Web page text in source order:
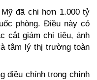
đã chi hơn 1.000 tỷ
phòng. Điều này có
cắt giảm chi tiêu, ảnh
tâm lý thị trường toàn
điều chỉnh trong chính